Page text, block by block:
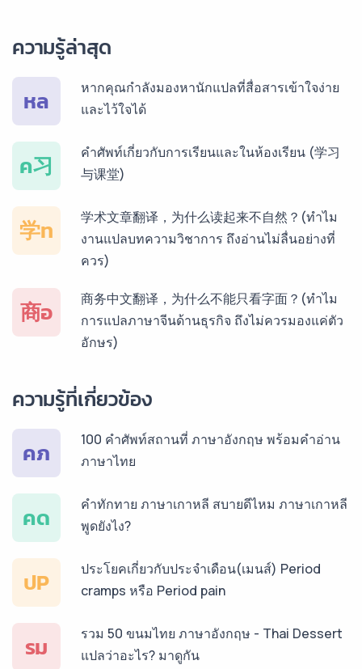
บริการรับแปลภาษากัมพูชา ราคาเริ่มต้น 150฿
บริการรับแปลภาษาเวียดนาม ราคาเริ่มต้น 150฿
บริการรับแปลภาษาฝรั่งเศส ราคาเริ่มต้น 150฿
บริการรับแปลภาษาเยอรมัน ราคาเริ่มต้น 150฿
บริการรับแปลภาษารัสเซีย ราคาเริ่มต้น 150฿
ความรู้ล่าสุด
หล
หากคุณกำลังมองหานักแปลที่สื่อสารเข้าใจง่าย
และไว้ใจได้
ค习
คำศัพท์เกี่ยวกับการเรียนและในห้องเรียน (学习
与课堂)
学ท
学术文章翻译，为什么读起来不自然？(ทำไม
งานแปลบทความวิชาการ ถึงอ่านไม่ลื่นอย่างที่
ควร)
商อ
商务中文翻译，为什么不能只看字面？(ทำไม
การแปลภาษาจีนด้านธุรกิจ ถึงไม่ควรมองแค่ตัว
อักษร)
ความรู้ที่เกี่ยวข้อง
คภ
100 คำศัพท์สถานที่ ภาษาอังกฤษ พร้อมคำอ่าน
ภาษาไทย
คด
คำทักทาย ภาษาเกาหลี สบายดีไหม ภาษาเกาหลี
พูดยังไง?
ปP
ประโยคเกี่ยวกับประจำเดือน(เมนส์) Period
cramps หรือ Period pain
รม
รวม 50 ขนมไทย ภาษาอังกฤษ - Thai Dessert
แปลว่าอะไร? มาดูกัน